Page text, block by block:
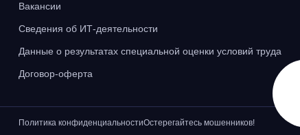
Вакансии
Сведения об ИТ-деятельности
Данные о результатах специальной оценки условий труда
Договор-оферта
Политика конфиденциальностиОстерегайтесь мошенников!